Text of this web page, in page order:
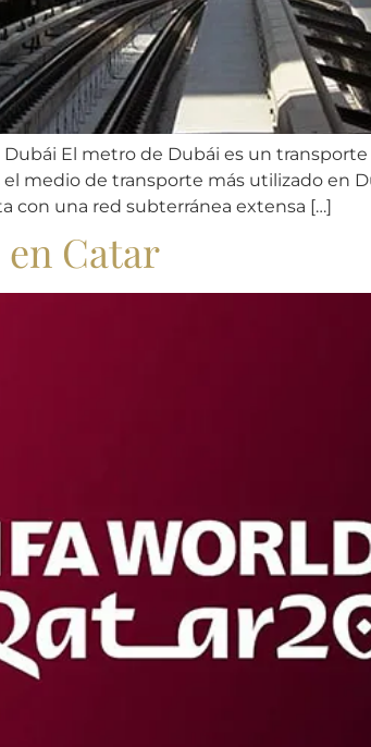
El metro de Dubái es un
medio de transporte más utilizado en
con una red subterránea extensa […]
Catar